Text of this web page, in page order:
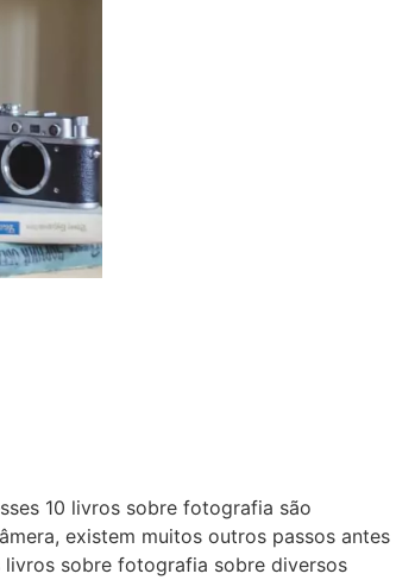
10 livros sobre fotografia são
existem muitos outros passos antes
sobre fotografia sobre diversos